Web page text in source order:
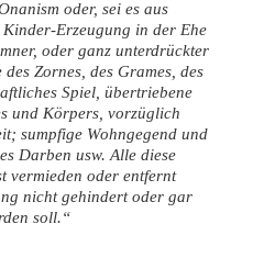
oder, sei es aus
Kinder-Erzeugung in der Ehe
oder ganz unterdrückter
Zornes, des Grames, des
Spiel, übertriebene
und Körpers, vorzüglich
sumpfige Wohngegend und
Darben usw. Alle diese
vermieden oder entfernt
nicht gehindert oder gar
soll.“